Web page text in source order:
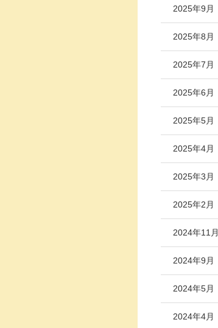
2025年9月
2025年8月
2025年7月
2025年6月
2025年5月
2025年4月
2025年3月
2025年2月
2024年11月
2024年9月
2024年5月
2024年4月